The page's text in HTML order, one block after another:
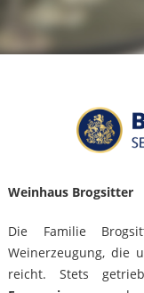
Weinhaus Brogsitter
Die Familie
Weinerzeugung, die
reicht. Stets